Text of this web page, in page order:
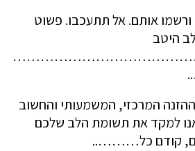
אותם. אל תתעכבו. פשוט
היטב
המרכזי, המשמעותי והחשוב
למקד את תשומת הלב שלכם
קודם כל………..